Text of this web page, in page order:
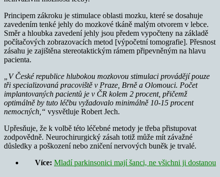
Principem zákroku je stimulace oblasti mozku, které se dosahuje
zavedením tenké jehly do mozkové tkáně malým otvorem v lebce.
Směr a hloubka zavedení jehly jsou předem vypočteny na základě
počítačových zobrazovacích metod [výpočetní tomografie]. Přesnost
zásahu je zajištěna stereotaktickým rámem připevněným na hlavu
pacienta.
„V České republice hlubokou mozkovou stimulaci provádějí pouze
tři specializovaná pracoviště v Praze, Brně a Olomouci. Počet
implantovaných pacientů je v ČR kolem 2 procent, přičemž
optimálně by tuto léčbu vyžadovalo minimálně 10-15 procent
nemocných,“ vysvětluje Robert Jech.
Upřesňuje, že k volbě této léčebné metody je třeba přistupovat
zodpovědně. Neurochirurgický zásah totiž může mít závažné
důsledky a poškození nebo zničení nervových buněk je trvalé.
Více: Mladí parkinsonici mají šanci, ne všichni ji dostanou